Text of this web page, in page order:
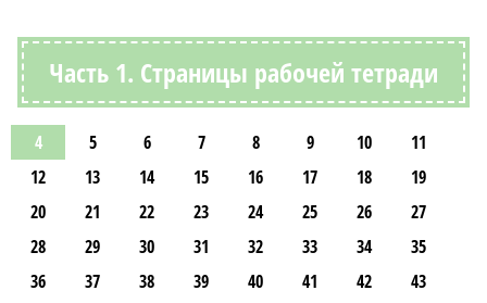
Часть 1. Страницы рабочей тетради
4 5 6 7 8 9 10
11
12
13 14 15 16 17 18
19
20
21 22 23 24 25 26
27
28
29 30 31 32 33 34
35
36
37 38 39 40 41 42
43